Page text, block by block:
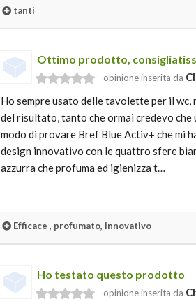
tanti
Ottimo prodotto,
opinione inserita da
Ho sempre usato delle tavolette per il
del risultato, tanto che ormai credevo che
modo di provare Bref Blue Activ+ che mi
design innovativo con le quattro sfere
azzurra che profuma ed igienizza t…
Efficace , profumato, innovativo
Ho testato questo prodotto
opinione inserita da